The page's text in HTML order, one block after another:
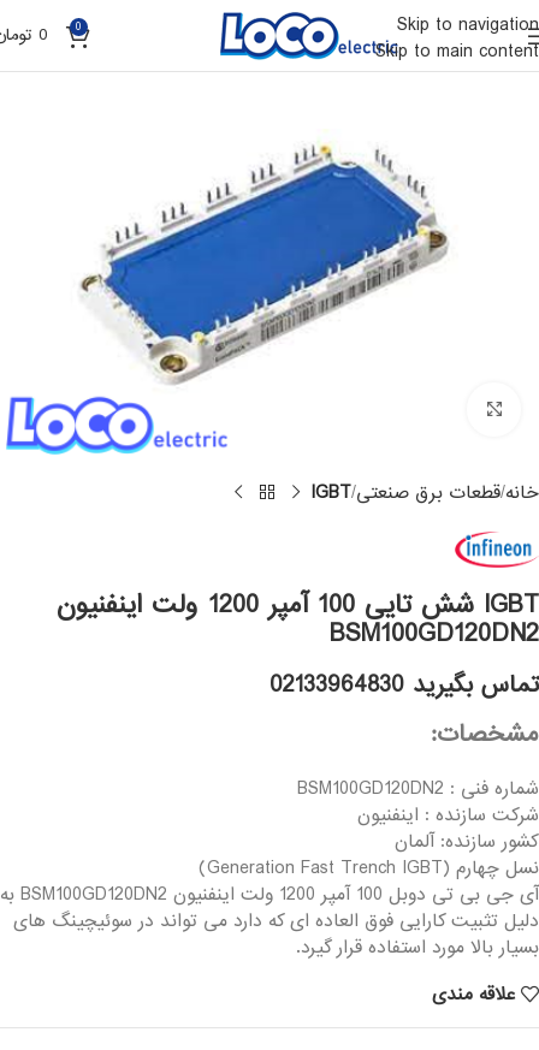
Skip to navigation
Skip to main content
0
0
خانه قطعات برق صنعتی IGBT
IGBT شش تایی 100 آمپر 1200 ولت اینفنیون
BSM100GD120DN2
تماس بگیرید 02133964830
مشخصات:
شماره فنی : BSM100GD120DN2
شرکت سازنده : اینفنیون
کشور سازنده: آلمان
نسل چهارم (Generation Fast Trench IGBT)
آی جی بی تی دوبل 100 آمپر 1200 ولت اینفنیون BSM100GD120DN2 به
دلیل تثبیت کارایی فوق العاده ای که دارد می تواند در سوئیچینگ های
بسیار بالا مورد استفاده قرار گیرد.
علاقه مندی